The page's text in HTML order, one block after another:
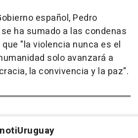
español, Pedro
ha sumado a las condenas
"la violencia nunca es el
solo avanzará a
la convivencia y la paz".
notiUruguay